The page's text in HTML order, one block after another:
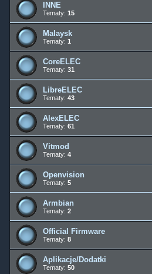
INNE
Tematy: 15
Malaysk
Tematy: 1
CoreELEC
Tematy: 31
LibreELEC
Tematy: 43
AlexELEC
Tematy: 61
Vitmod
Tematy: 4
Openvision
Tematy: 5
Armbian
Tematy: 2
Official Firmware
Tematy: 8
Aplikacje/Dodatki
Tematy: 50